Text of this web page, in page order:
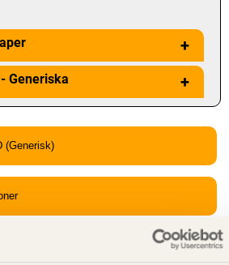
+
Generiska +
(Generisk)